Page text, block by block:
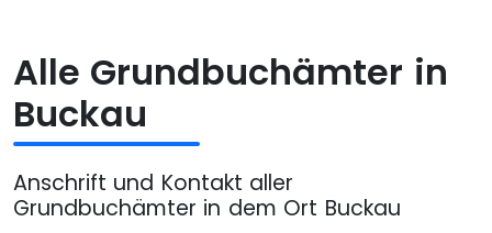
Alle Grundbuchämter in
Buckau
Anschrift und Kontakt aller
Grundbuchämter in dem Ort Buckau